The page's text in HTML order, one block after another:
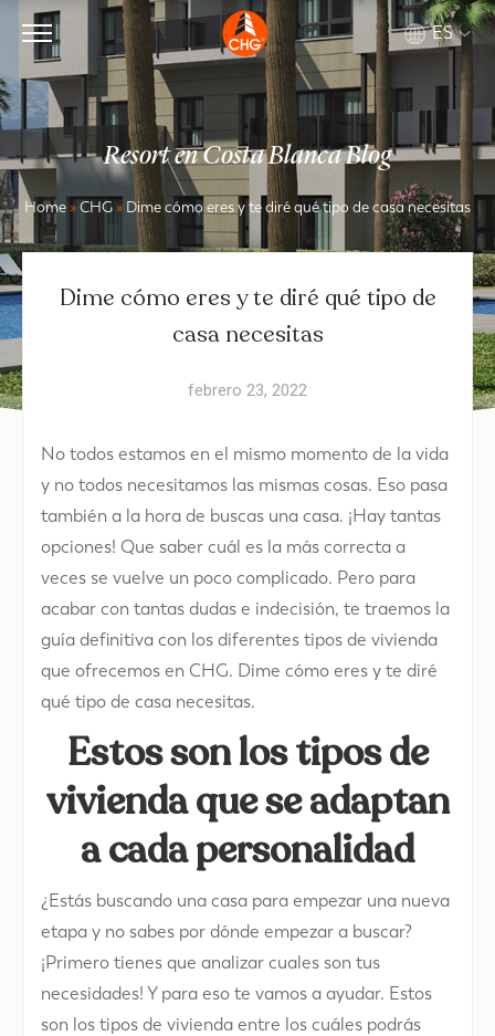
ES
Resort en Costa Blanca Blog
Home »CHG » Dime cómo eres y te diré qué tipo de casa necesitas
Dime cómo eres y te diré qué tipo de
casa necesitas
febrero 23, 2022
No todos estamos en el mismo momento de la vida
y no todos necesitamos las mismas cosas. Eso pasa
también a la hora de buscas una casa. ¡Hay tantas
opciones! Que saber cuál es la más correcta a
veces se vuelve un poco complicado. Pero para
acabar con tantas dudas e indecisión, te traemos la
guía definitiva con los diferentes tipos de vivienda
que ofrecemos en CHG. Dime cómo eres y te diré
qué tipo de casa necesitas.
Estos son los tipos de
vivienda que se adaptan
a cada personalidad
¿Estás buscando una casa para empezar una nueva
etapa y no sabes por dónde empezar a buscar?
¡Primero tienes que analizar cuales son tus
necesidades! Y para eso te vamos a ayudar. Estos
son los tipos de vivienda entre los cuáles podrás